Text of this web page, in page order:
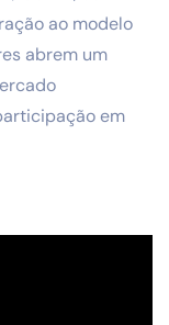
ao modelo
abrem um
em